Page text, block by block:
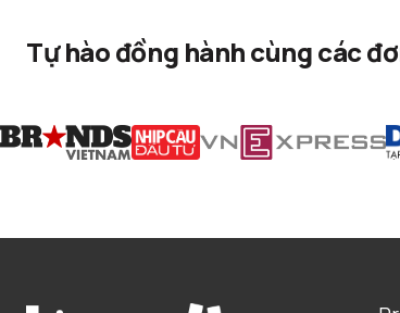
Tự hào đồng hành cùng các